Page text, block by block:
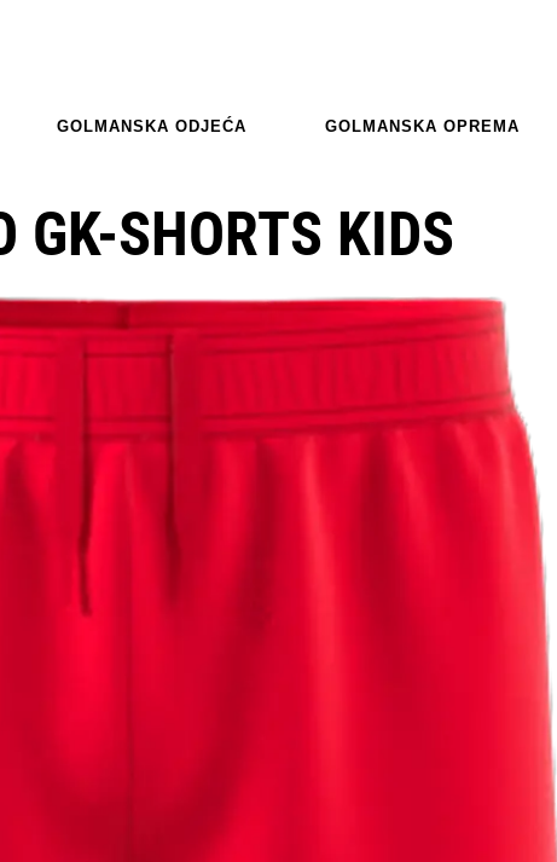
GOLMANSKA ODJEĆA GOLMANSKA OPREMA
GK-SHORTS KIDS